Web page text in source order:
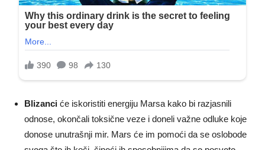
Blizanci će iskoristiti energiju Marsa kako bi razjasnili
odnose, okončali toksične veze i doneli važne odluke koje
donose unutrašnji mir. Mars će im pomoći da se oslobode